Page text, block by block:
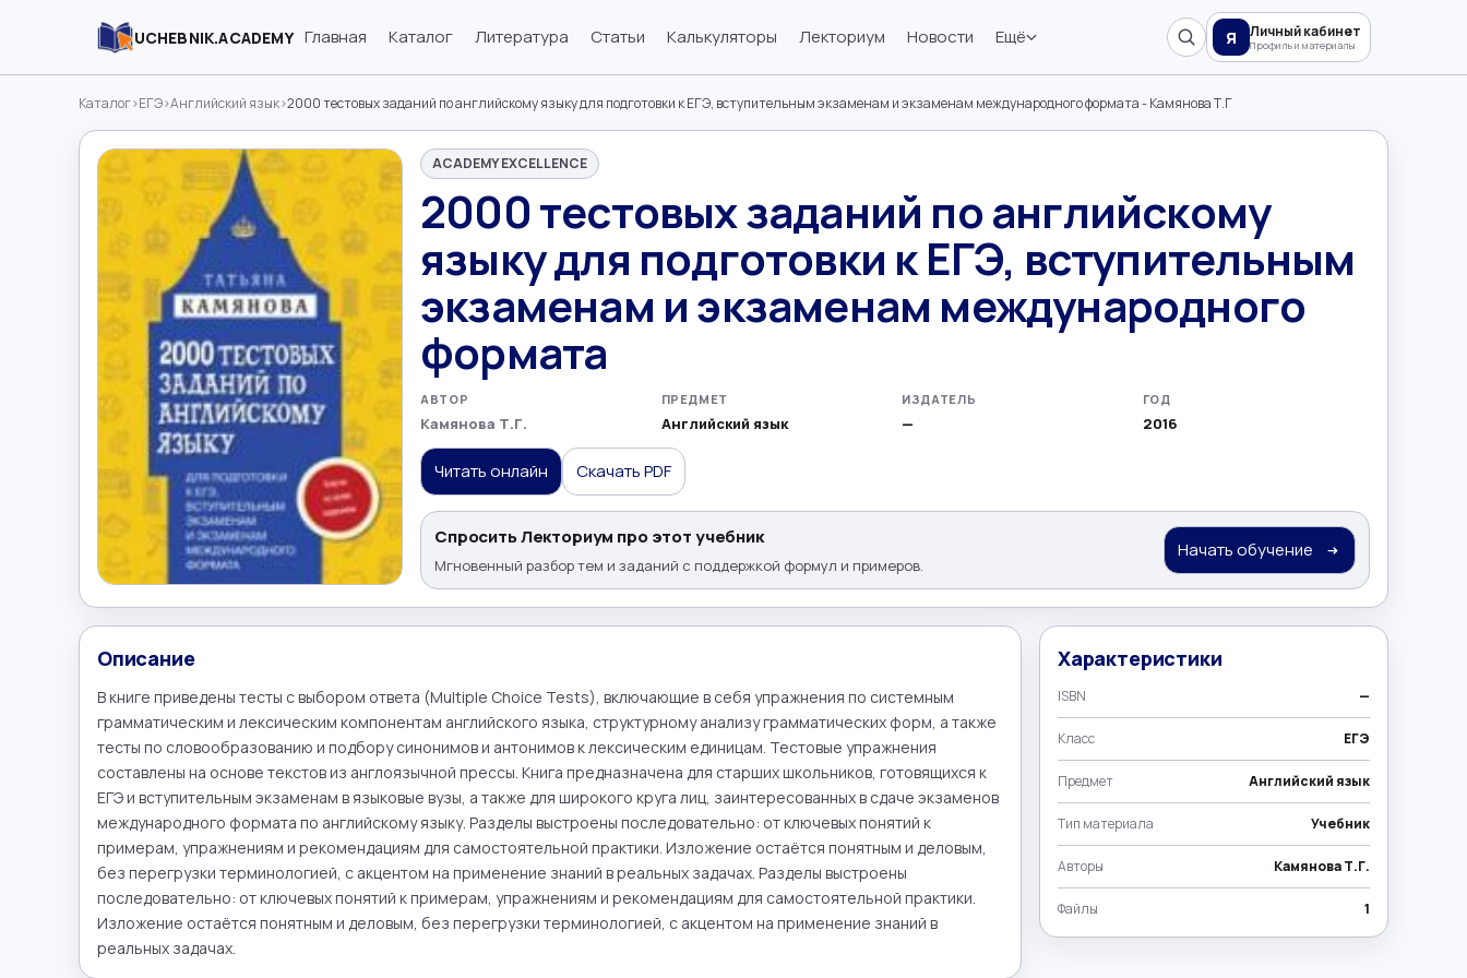
UCHEBNIK.ACADEMY Главная Каталог Литература Статьи Калькуляторы Лекториум Новости Ещё Я Личный кабинет
Профиль и материалы
Каталог›ЕГЭ›Английский язык›2000 тестовых заданий по английскому языку для подготовки к ЕГЭ, вступительным экзаменам и экзаменам международного формата - Камянова Т.Г
ACADEMY EXCELLENCE
2000 тестовых заданий по английскому
языку для подготовки к ЕГЭ, вступительным
экзаменам и экзаменам международного
формата
АВТОР
Камянова Т.Г.
ПРЕДМЕТ
Английский язык
ИЗДАТЕЛЬ
—
ГОД
2016
Читать онлайн Скачать PDF
Спросить Лекториум про этот учебник
Мгновенный разбор тем и заданий с поддержкой формул и примеров.
Начать обучение
Описание
В книге приведены тесты с выбором ответа (Multiple Choice Tests), включающие в себя упражнения по системным
грамматическим и лексическим компонентам английского языка, структурному анализу грамматических форм, а также
тесты по словообразованию и подбору синонимов и антонимов к лексическим единицам. Тестовые упражнения
составлены на основе текстов из англоязычной прессы. Книга предназначена для старших школьников, готовящихся к
ЕГЭ и вступительным экзаменам в языковые вузы, а также для широкого круга лиц, заинтересованных в сдаче экзаменов
международного формата по английскому языку. Разделы выстроены последовательно: от ключевых понятий к
примерам, упражнениям и рекомендациям для самостоятельной практики. Изложение остаётся понятным и деловым,
без перегрузки терминологией, с акцентом на применение знаний в реальных задачах. Разделы выстроены
последовательно: от ключевых понятий к примерам, упражнениям и рекомендациям для самостоятельной практики.
Изложение остаётся понятным и деловым, без перегрузки терминологией, с акцентом на применение знаний в
реальных задачах.
Характеристики
ISBN —
Класс ЕГЭ
Предмет Английский язык
Тип материала Учебник
Авторы Камянова Т.Г.
Файлы 1